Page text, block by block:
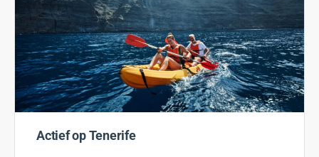
Actief op Tenerife